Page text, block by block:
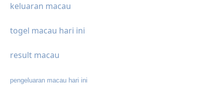
keluaran macau
togel macau hari ini
result macau
pengeluaran macau hari ini